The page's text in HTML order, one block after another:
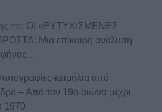
στο ΟΙ «ΕΥΤΥΧΙΣΜΕΝΕΣ
Μια επίκαιρη ανάλυση
κειμήλια από
– Από τον 19ο αιώνα μέχρι
1970